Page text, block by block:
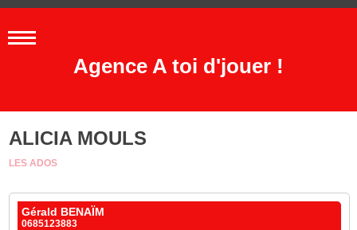
Agence A toi d'jouer !
ALICIA MOULS
LES ADOS
Gérald BENAÏM
0685123883